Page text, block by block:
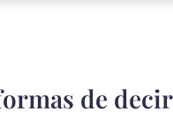
de decir